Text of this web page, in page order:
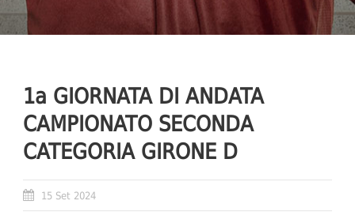
1a GIORNATA DI ANDATA
CAMPIONATO SECONDA
CATEGORIA GIRONE D
15 Set 2024